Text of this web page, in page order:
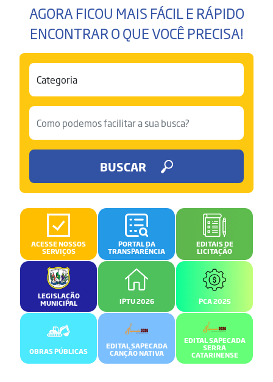
AGORA FICOU MAIS FÁCIL E RÁPIDO
ENCONTRAR O QUE VOCÊ PRECISA!
BUSCAR
ACESSE NOSSOS
SERVIÇOS
PORTAL DA
TRANSPARÊNCIA
EDITAIS DE
LICITAÇÃO
LEGISLAÇÃO
MUNICIPAL IPTU 2026 PCA 2025
OBRAS PÚBLICAS
EDITAL SAPECADA
CANÇÃO NATIVA
EDITAL SAPECADA
SERRA
CATARINENSE